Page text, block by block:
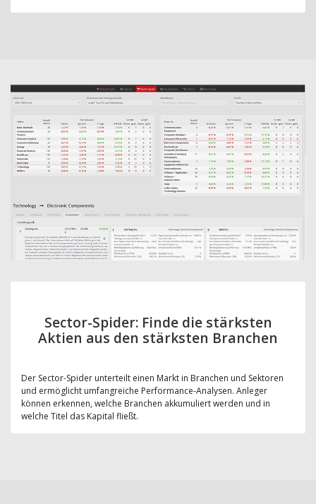
Sector-Spider: Finde die stärksten
Aktien aus den stärksten Branchen
Der Sector-Spider unterteilt einen Markt in Branchen und Sektoren
und ermöglicht umfangreiche Performance-Analysen. Anleger
können erkennen, welche Branchen akkumuliert werden und in
welche Titel das Kapital fließt.